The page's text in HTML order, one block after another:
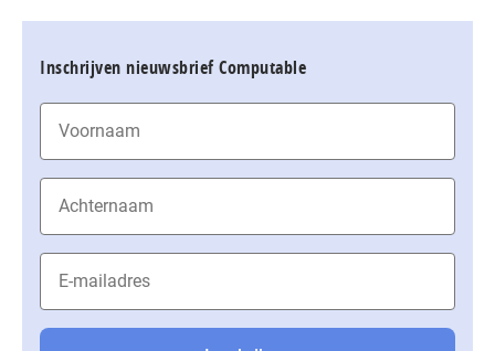
Inschrijven nieuwsbrief Computable